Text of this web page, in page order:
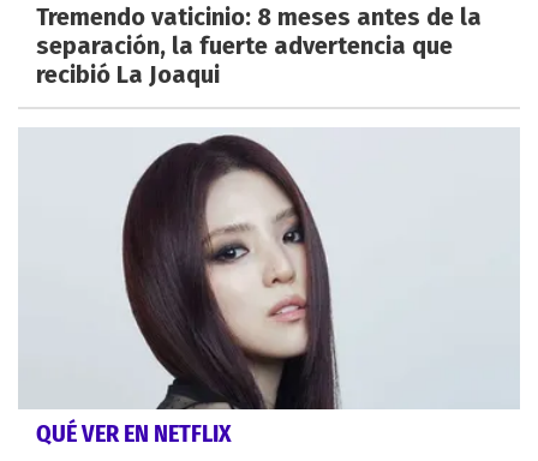
Tremendo vaticinio: 8 meses antes de la
separación, la fuerte advertencia que
recibió La Joaqui
QUÉ VER EN NETFLIX